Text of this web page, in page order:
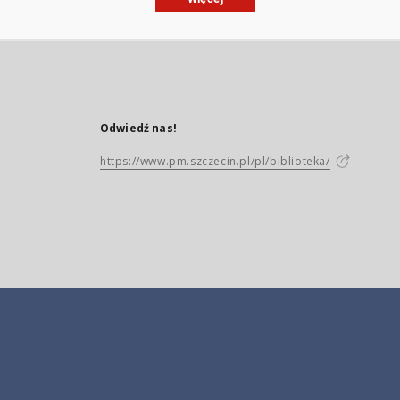
Odwiedź nas!
https://www.pm.szczecin.pl/pl/biblioteka/